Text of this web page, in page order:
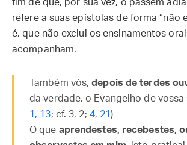
fim de que, por sua vez, o passem
refere a suas epístolas de forma “não
é, que não exclui os ensinamentos
acompanham.
Também vós,depois de terdes
da verdade, o Evangelho de vossa
1, 13; cf. 3, 2; 4, 21)
O que aprendestes, recebestes,